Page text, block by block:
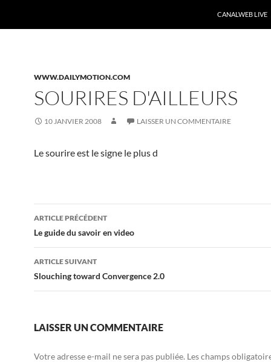
CANALWEB LIVE
WWW.DAILYMOTION.COM
SOURIRES D'AILLEURS
10 JANVIER 2008 LAISSER UN COMMENTAIRE
Le sourire est le signe le plus d
Navigation
des
articles
ARTICLE PRÉCÉDENT
Le guide du savoir en video
ARTICLE SUIVANT
Slouching toward Convergence 2.0
LAISSER UN COMMENTAIRE
Votre adresse e-mail ne sera pas publiée. Les champs